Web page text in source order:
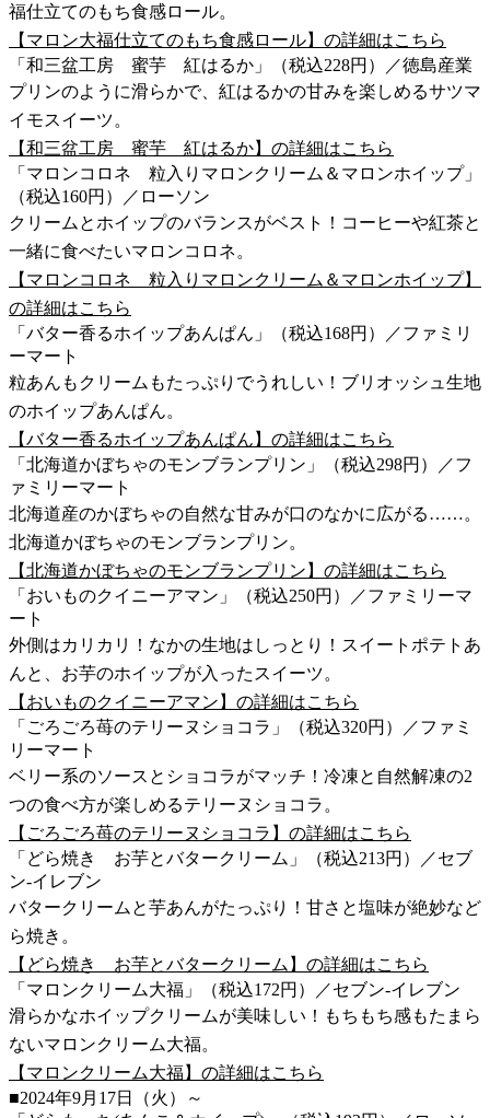
福仕立てのもち食感ロール。
【マロン大福仕立てのもち食感ロール】の詳細はこちら
「和三盆工房 蜜芋 紅はるか」（税込228円）／徳島産業
プリンのように滑らかで、紅はるかの甘みを楽しめるサツマ
イモスイーツ。
【和三盆工房 蜜芋 紅はるか】の詳細はこちら
「マロンコロネ 粒入りマロンクリーム＆マロンホイップ」
（税込160円）／ローソン
クリームとホイップのバランスがベスト！コーヒーや紅茶と
一緒に食べたいマロンコロネ。
【マロンコロネ 粒入りマロンクリーム＆マロンホイップ】
の詳細はこちら
「バター香るホイップあんぱん」（税込168円）／ファミリ
ーマート
粒あんもクリームもたっぷりでうれしい！ブリオッシュ生地
のホイップあんぱん。
【バター香るホイップあんぱん】の詳細はこちら
「北海道かぼちゃのモンブランプリン」（税込298円）／フ
ァミリーマート
北海道産のかぼちゃの自然な甘みが口のなかに広がる……。
北海道かぼちゃのモンブランプリン。
【北海道かぼちゃのモンブランプリン】の詳細はこちら
「おいものクイニーアマン」（税込250円）／ファミリーマ
ート
外側はカリカリ！なかの生地はしっとり！スイートポテトあ
んと、お芋のホイップが入ったスイーツ。
【おいものクイニーアマン】の詳細はこちら
「ごろごろ苺のテリーヌショコラ」（税込320円）／ファミ
リーマート
ベリー系のソースとショコラがマッチ！冷凍と自然解凍の2
つの食べ方が楽しめるテリーヌショコラ。
【ごろごろ苺のテリーヌショコラ】の詳細はこちら
「どら焼き お芋とバタークリーム」（税込213円）／セブ
ン-イレブン
バタークリームと芋あんがたっぷり！甘さと塩味が絶妙など
ら焼き。
【どら焼き お芋とバタークリーム】の詳細はこちら
「マロンクリーム大福」（税込172円）／セブン-イレブン
滑らかなホイップクリームが美味しい！もちもち感もたまら
ないマロンクリーム大福。
【マロンクリーム大福】の詳細はこちら
■2024年9月17日（火）～